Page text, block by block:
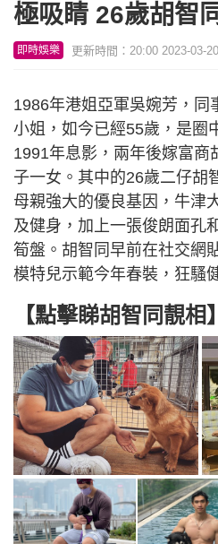
極吸睛 26歲胡智
即時娛樂 更新時間：20:00 2023-03-
1986年港姐亞軍吳婉芳，同
小姐，如今已經55歲，是圈
1991年息影，兩年後嫁富商
子一女。其中的26歲二仔胡
母親強大的優良基因，牛津
及健身，加上一張俊朗面孔
筍盤。胡智同早前在社交網
模特兒示範今年春裝，狂騷
【點擊睇胡智同靚相